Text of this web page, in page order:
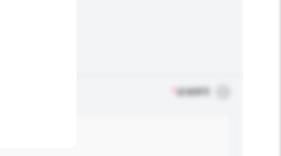
必须填写